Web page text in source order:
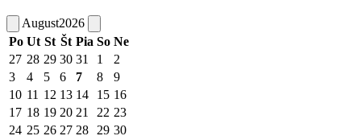
August2026
Po Ut St Št Pia So Ne
27 28 29 30 31 1
2
3
4 5 6 7 8
9
10 11 12 13 14 15 16
17 18 19 20 21 22 23
24 25 26 27 28 29 30